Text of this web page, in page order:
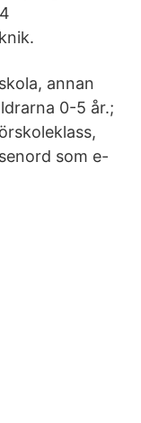
annan
0-5 år.;
som e-